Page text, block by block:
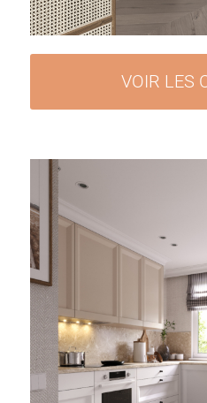
VOIR LES